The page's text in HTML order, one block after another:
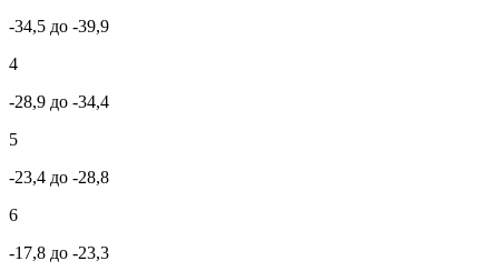
-34,5 до -39,9
4
-28,9 до -34,4
5
-23,4 до -28,8
6
-17,8 до -23,3